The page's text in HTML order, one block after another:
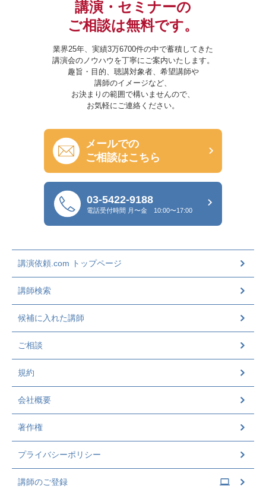
講演・セミナーの
ご相談は無料です。
業界25年、実績3万6700件の中で蓄積してきた
講演会のノウハウを丁寧にご案内いたします。
趣旨・目的、聴講対象者、希望講師や
講師のイメージなど、
お決まりの範囲で構いませんので、
お気軽にご連絡ください。
メールでの
ご相談はこちら
03-5422-9188
電話受付時間 月〜金 10:00〜17:00
講演依頼.com トップページ
講師検索
候補に入れた講師
ご相談
規約
会社概要
著作権
プライバシーポリシー
講師のご登録